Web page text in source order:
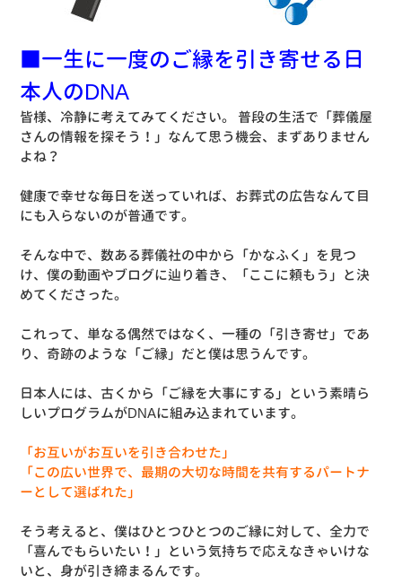
■一生に一度のご縁を引き寄せる日
本人のDNA
皆様、冷静に考えてみてください。 普段の生活で「葬儀屋
さんの情報を探そう！」なんて思う機会、まずありません
よね？
健康で幸せな毎日を送っていれば、お葬式の広告なんて目
にも入らないのが普通です。
そんな中で、数ある葬儀社の中から「かなふく」を見つ
け、僕の動画やブログに辿り着き、「ここに頼もう」と決
めてくださった。
これって、単なる偶然ではなく、一種の「引き寄せ」であ
り、奇跡のような「ご縁」だと僕は思うんです。
日本人には、古くから「ご縁を大事にする」という素晴ら
しいプログラムがDNAに組み込まれています。
「お互いがお互いを引き合わせた」
「この広い世界で、最期の大切な時間を共有するパートナ
ーとして選ばれた」
そう考えると、僕はひとつひとつのご縁に対して、全力で
「喜んでもらいたい！」という気持ちで応えなきゃいけな
いと、身が引き締まるんです。